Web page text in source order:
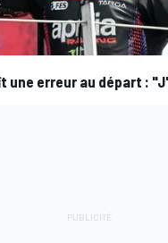
une erreur au départ :